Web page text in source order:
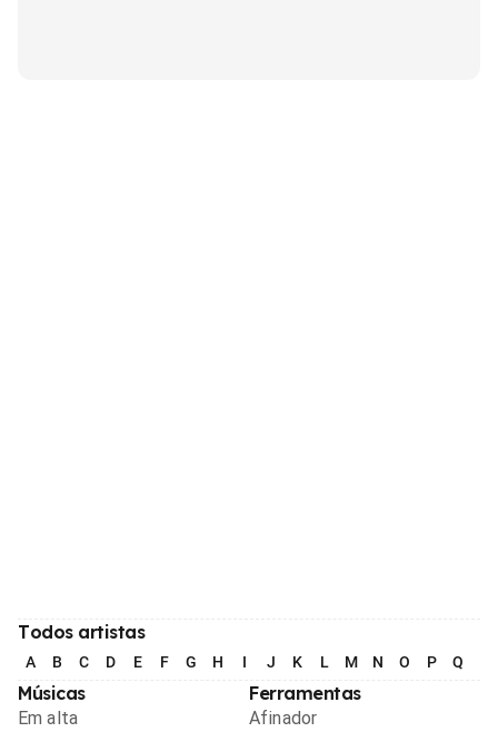
Todos artistas
A B C D E F G H I J K L M N O P Q
Músicas
Em alta
Ferramentas
Afinador